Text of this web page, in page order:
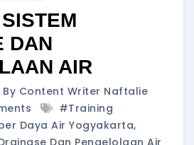
DAN
AIR
By Content Writer Naftalie
#training
Daya Air Yogyakarta,
Dan Pengelolaan Air